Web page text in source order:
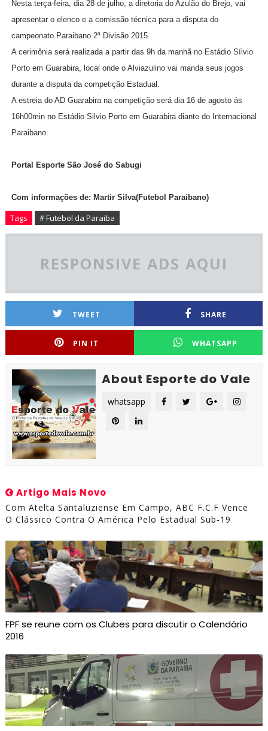
Nesta terça-feira, dia 28 de julho, a diretoria do Azulão do Brejo, vai
apresentar o elenco e a comissão técnica para a disputa do
campeonato Paraibano 2ª Divisão 2015.
A cerimônia será realizada a partir das 9h da manhã no Estádio Sílvio
Porto em Guarabira, local onde o Alviazulino vai manda seus jogos
durante a disputa da competição Estadual.
A estreia do AD Guarabira na competição será dia 16 de agosto ás
16h00min no Estádio Silvio Porto em Guarabira diante do Internacional
Paraibano.
Portal Esporte São José do Sabugi
Com informações de: Martir Silva(Futebol Paraibano)
Tags # Futebol da Paraiba
RESPONSIVE ADS AQUI
TWEET SHARE
PIN IT WHATSAPP
About Esporte do Vale
whatsapp
Artigo Mais Novo
Com Atelta Santaluziense Em Campo, ABC F.C.F Vence
O Clássico Contra O América Pelo Estadual Sub-19
FPF se reune com os Clubes para discutir o Calendário
2016